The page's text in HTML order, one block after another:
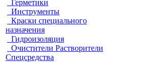
Герметики
Инструменты
Краски специального
назначения
Гидроизоляция
Очистители Растворители
Спецсредства